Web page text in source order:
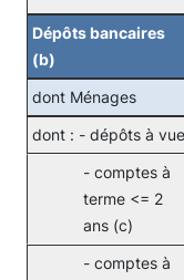
Dépôts bancaires
(b)
dont Ménages
dont : - dépôts à vue
- comptes à
terme <= 2
ans (c)
- comptes à